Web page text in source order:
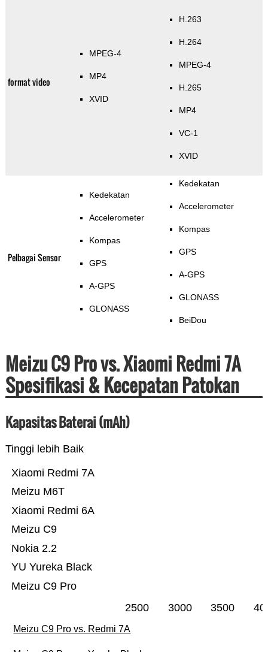
format video
MPEG-4
MP4
XVID
H.263
H.264
MPEG-4
H.265
MP4
VC-1
XVID
Pelbagai Sensor
Kedekatan
Accelerometer
Kompas
GPS
A-GPS
GLONASS
Kedekatan
Accelerometer
Kompas
GPS
A-GPS
GLONASS
BeiDou
Meizu C9 Pro vs. Xiaomi Redmi 7A
Spesifikasi & Kecepatan Patokan
Kapasitas Baterai (mAh)
Tinggi lebih Baik
Meizu C9 Pro
YU Yureka Black
Nokia 2.2
Meizu C9
Xiaomi Redmi 6A
Meizu M6T
Xiaomi Redmi 7A
2500 3000 3500
Meizu C9 Pro vs. Redmi 7A